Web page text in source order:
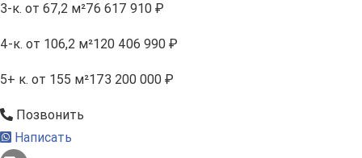
3-к. от 67,2 м²76 617 910 ₽
4-к. от 106,2 м²120 406 990 ₽
5+ к. от 155 м²173 200 000 ₽
Позвонить
Написать